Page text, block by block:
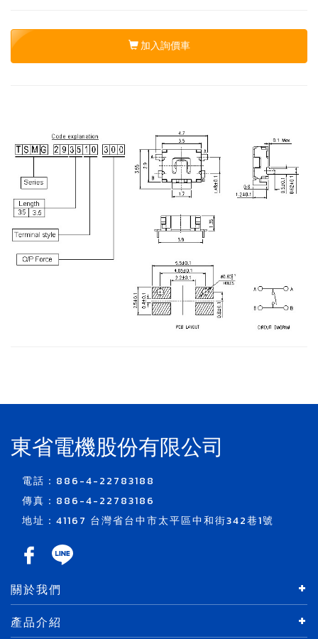
加入詢價車
東省電機股份有限公司
電話：886-4-22783188
傳真：886-4-22783186
地址：41167 台灣省台中市太平區中和街342巷1號
關於我們
產品介紹